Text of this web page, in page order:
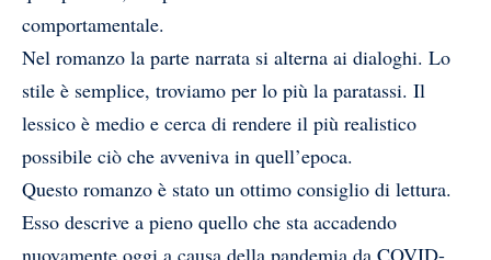
comportamentale.
Nel romanzo la parte narrata si alterna ai dialoghi. Lo
stile è semplice, troviamo per lo più la paratassi. Il
lessico è medio e cerca di rendere il più realistico
possibile ciò che avveniva in quell’epoca.
Questo romanzo è stato un ottimo consiglio di lettura.
Esso descrive a pieno quello che sta accadendo